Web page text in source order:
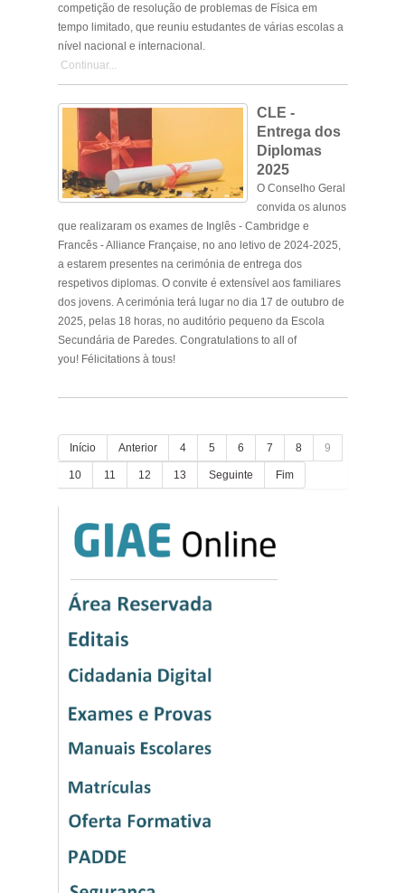
competição de resolução de problemas de Física em
tempo limitado , que reuniu estudantes de várias escolas a
nível nacional e internacional
Continuar...
CLE -
Entrega dos
Diplomas
2025
O Conselho Geral
convida os alunos
que realizaram os exames de Inglês - Cambridge e
Francês - Alliance Française, no ano letivo de 2024-2025,
a estarem presentes na cerimónia de entrega dos
respetivos diplomas. O convite é extensível aos familiares
dos jovens. A cerimónia terá lugar no dia 17 de outubro de
2025, pelas 18 horas, no auditório pequeno da Escola
Secundária de Paredes. Congratulations to all of
you! Félicitations à tous!
Início Anterior 4 5 6 7 8 9
10 11 12 13 Seguinte Fim